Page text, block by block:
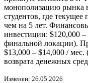
монополизацию рынка
студентов, где
чем на 5 лет.
инвестиции: $120,000 –
финальной локации).
$13,000 – $14,000 /
возврата денежных
Изменен: 26.05.2026